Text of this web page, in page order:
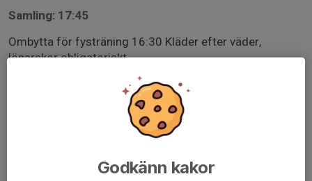
Samling: 17:45
Ombytta för fysträning 16:30 Kläder efter väder,
löparskor obligatoriskt
Spelarna ska vara ombytta 10 minuter innan träningen
Godkänn kakor